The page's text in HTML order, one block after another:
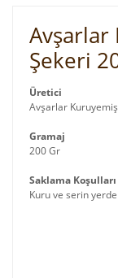
Avşarlar
Şekeri
Üretici
Avşarlar Kuruyemiş
Saklama Koşulları
Kuru ve serin yerde